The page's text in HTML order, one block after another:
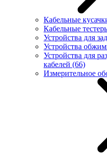
Кабельные
Кабельные
Устройства для
Устройства
Устройства для
кабелей (66)
Измерительное